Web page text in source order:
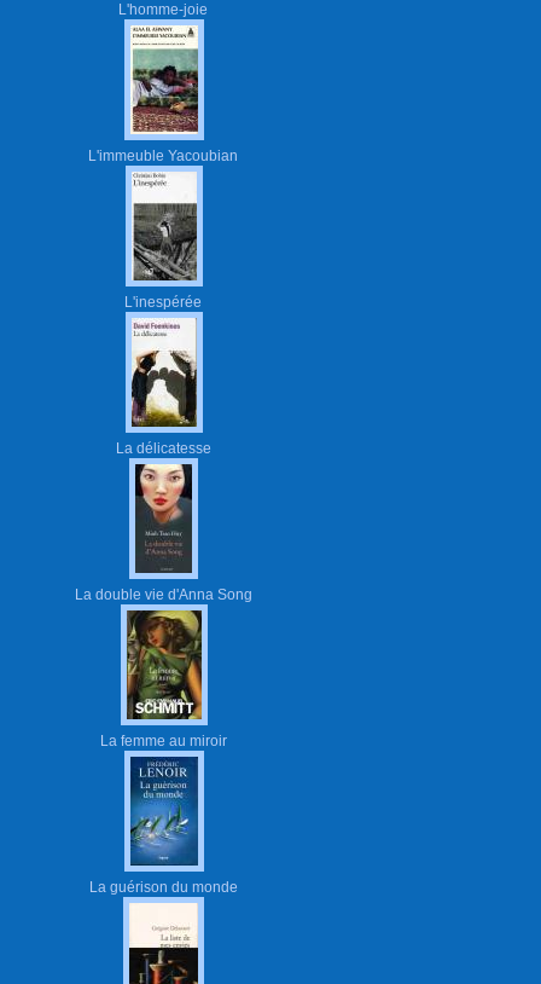
L'homme-joie
L'immeuble Yacoubian
L'inespérée
La délicatesse
La double vie d'Anna Song
La femme au miroir
La guérison du monde